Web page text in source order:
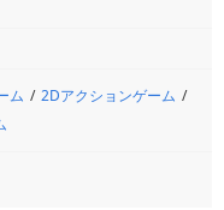
ム
2Dアクションゲーム